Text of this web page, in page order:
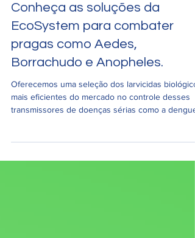
Conheça as soluções da
EcoSystem para combater
pragas como Aedes,
Borrachudo e Anopheles.
Oferecemos uma seleção dos larvicidas